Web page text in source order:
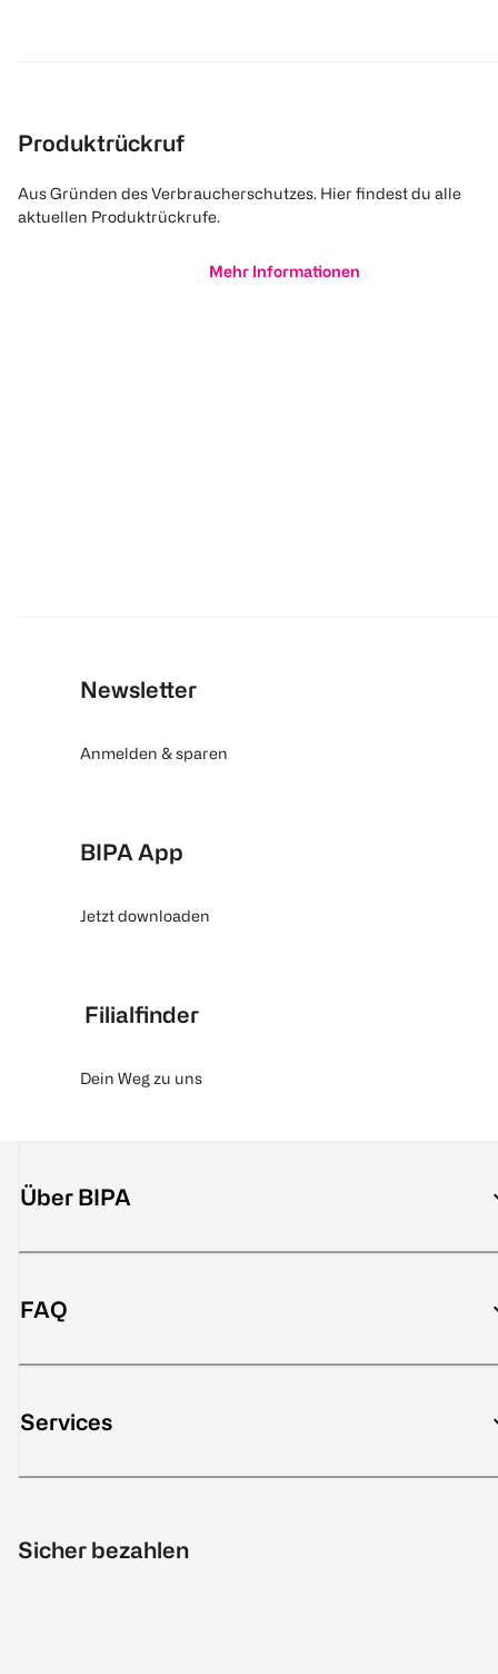
Produktrückruf
Aus Gründen des Verbraucherschutzes. Hier findest du alle
aktuellen Produktrückrufe.
Mehr Informationen
Newsletter
Anmelden & sparen
BIPA App
Jetzt downloaden
Filialfinder
Dein Weg zu uns
Über BIPA
FAQ
Services
Sicher bezahlen